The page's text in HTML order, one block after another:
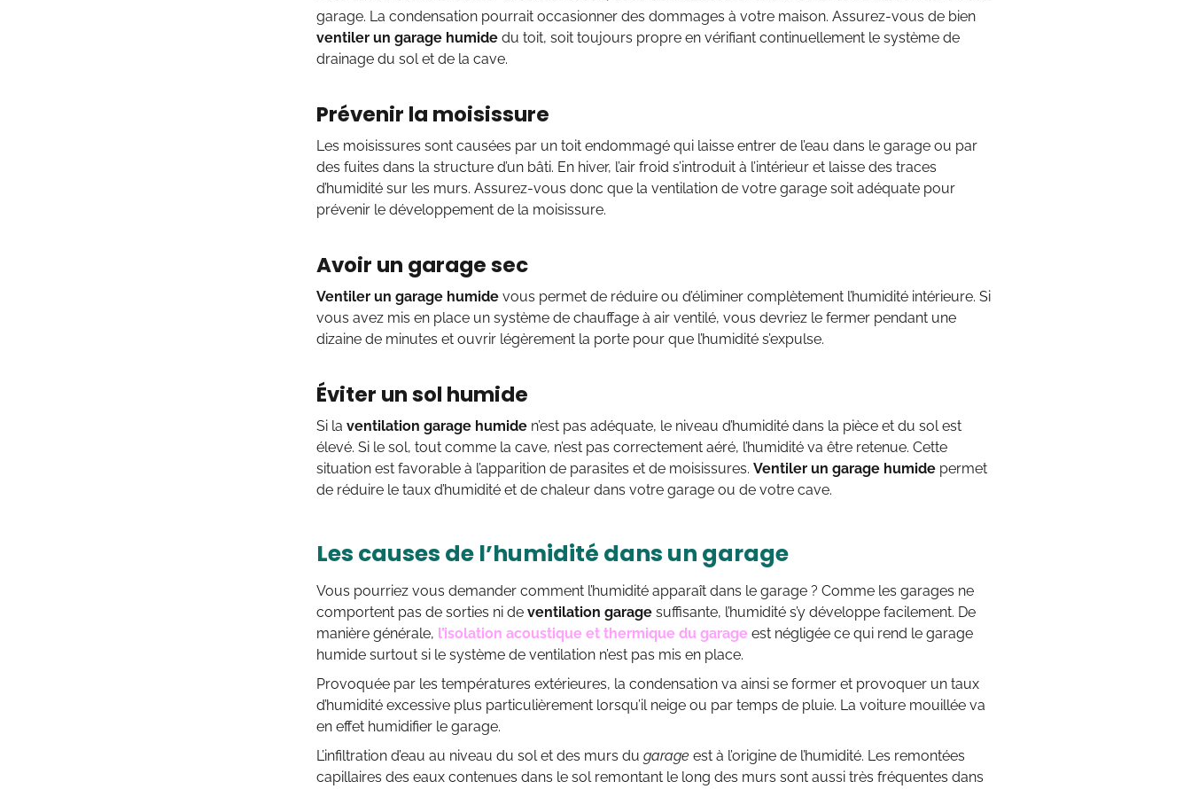
garage. La condensation pourrait occasionner des dommages à votre maison. Assurez-vous de bien
ventiler un garage humide du toit, soit toujours propre en vérifiant continuellement le système de
drainage du sol et de la cave.
Prévenir la moisissure
Les moisissures sont causées par un toit endommagé qui laisse entrer de l’eau dans le garage ou par
des fuites dans la structure d’un bâti. En hiver, l’air froid s’introduit à l’intérieur et laisse des traces
d’humidité sur les murs. Assurez-vous donc que la ventilation de votre garage soit adéquate pour
prévenir le développement de la moisissure.
Avoir un garage sec
Ventiler un garage humide vous permet de réduire ou d’éliminer complètement l’humidité intérieure. Si
vous avez mis en place un système de chauffage à air ventilé, vous devriez le fermer pendant une
dizaine de minutes et ouvrir légèrement la porte pour que l’humidité s’expulse.
Éviter un sol humide
Si la ventilation garage humide n’est pas adéquate, le niveau d’humidité dans la pièce et du sol est
élevé. Si le sol, tout comme la cave, n’est pas correctement aéré, l’humidité va être retenue. Cette
situation est favorable à l’apparition de parasites et de moisissures. Ventiler un garage humide permet
de réduire le taux d’humidité et de chaleur dans votre garage ou de votre cave.
Les causes de l’humidité dans un garage
Vous pourriez vous demander comment l’humidité apparaît dans le garage ? Comme les garages ne
comportent pas de sorties ni de ventilation garage suffisante, l’humidité s’y développe facilement. De
manière générale, l’isolation acoustique et thermique du garage est négligée ce qui rend le garage
humide surtout si le système de ventilation n’est pas mis en place.
Provoquée par les températures extérieures, la condensation va ainsi se former et provoquer un taux
d’humidité excessive plus particulièrement lorsqu’il neige ou par temps de pluie. La voiture mouillée va
en effet humidifier le garage.
L’infiltration d’eau au niveau du sol et des murs du garage est à l’origine de l’humidité. Les remontées
capillaires des eaux contenues dans le sol remontant le long des murs sont aussi très fréquentes dans